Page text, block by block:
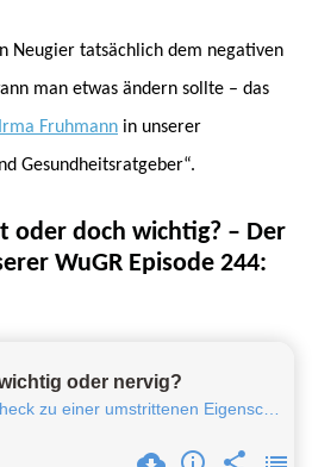
Neugier tatsächlich dem negativen
man etwas ändern sollte – das
Irma Fruhmann in unserer
Gesundheitsratgeber“.
oder doch wichtig? – Der
WuGR Episode 244: